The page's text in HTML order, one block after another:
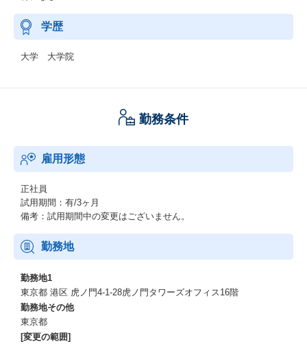
学歴
大学 大学院
勤務条件
雇用形態
正社員
試用期間：有/3ヶ月
備考：試用期間中の変更はございません。
勤務地
勤務地1
東京都 港区 虎ノ門4-1-28虎ノ門タワーズオフィス16階
勤務地その他
東京都
[変更の範囲]